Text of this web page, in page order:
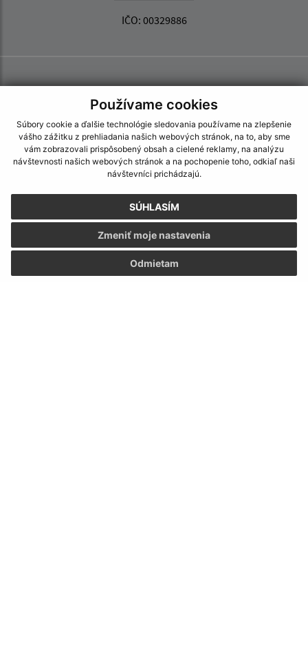
Používame cookies
Súbory cookie a ďalšie technológie sledovania používame na zlepšenie
vášho zážitku z prehliadania našich webových stránok, na to, aby sme
vám zobrazovali prispôsobený obsah a cielené reklamy, na analýzu
návštevnosti našich webových stránok a na pochopenie toho, odkiaľ naši
návštevníci prichádzajú.
SÚHLASÍM
Odmietam
Zmeniť moje nastavenia
IČO: 00329886
Informácie o stránke: